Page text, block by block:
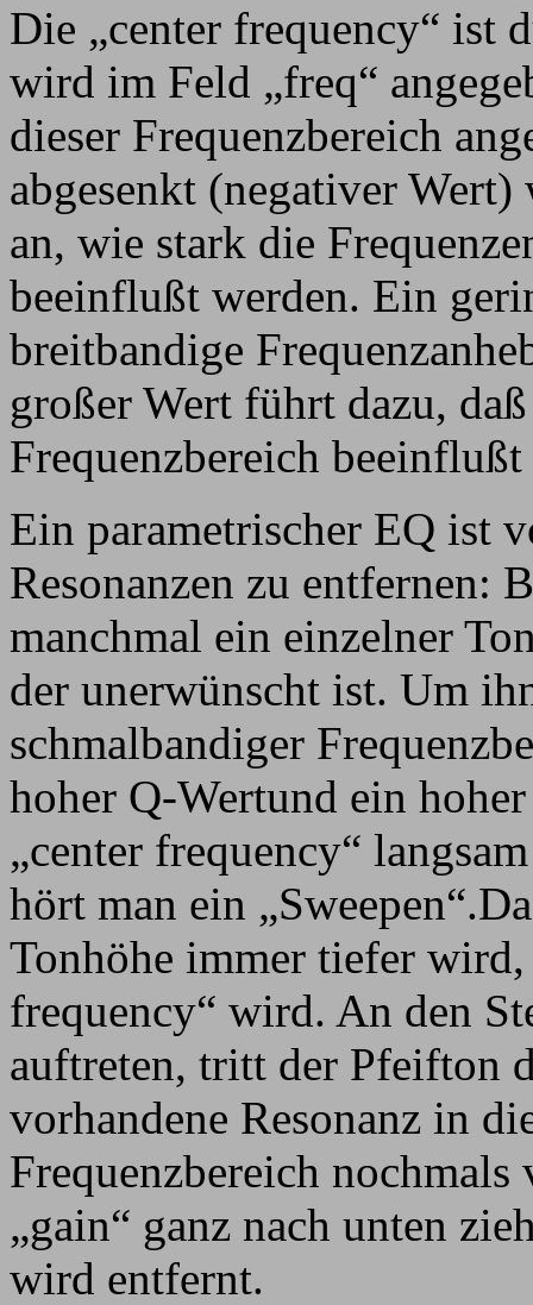
Die „center frequency“ ist
wird im Feld „freq“
dieser Frequenzbereich
abgesenkt (negativer
an, wie stark die
beeinflußt werden. Ein
breitbandige
großer Wert führt dazu,
Frequenzbereich
Ein parametrischer EQ ist
Resonanzen zu entfernen:
manchmal ein einzelner
der unerwünscht ist. Um
schmalbandiger
hoher Q-Wertund ein
„center frequency“
hört man ein
Tonhöhe immer tiefer
frequency“ wird. An den
auftreten, tritt der Pfeifton
vorhandene Resonanz in
Frequenzbereich
„gain“ ganz nach unten
wird entfernt.